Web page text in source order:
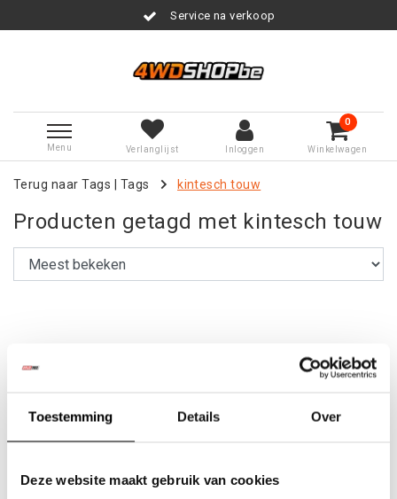
Toestemming Details Over
Deze website maakt gebruik van cookies
Service na verkoop
Menu Verlanglijst Inloggen
0
Winkelwagen
Terug naar Tags Tags kintesch touw
Producten getagd met kintesch touw